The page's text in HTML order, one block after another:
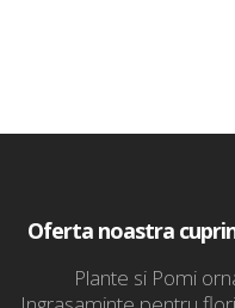
Oferta noastra
Plante si Pomi